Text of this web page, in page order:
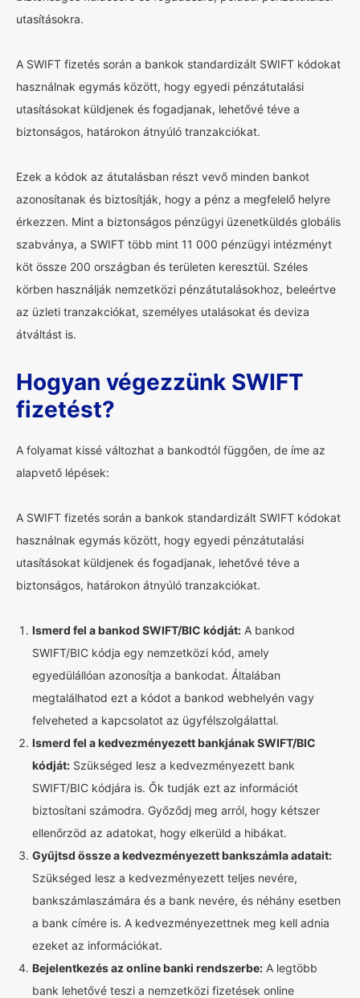
utasításokra.
A SWIFT fizetés során a bankok standardizált SWIFT kódokat
használnak egymás között, hogy egyedi pénzátutalási
utasításokat küldjenek és fogadjanak, lehetővé téve a
biztonságos, határokon átnyúló tranzakciókat.
Ezek a kódok az átutalásban részt vevő minden bankot
azonosítanak és biztosítják, hogy a pénz a megfelelő helyre
érkezzen. Mint a biztonságos pénzügyi üzenetküldés globális
szabványa, a SWIFT több mint 11 000 pénzügyi intézményt
köt össze 200 országban és területen keresztül. Széles
körben használják nemzetközi pénzátutalásokhoz, beleértve
az üzleti tranzakciókat, személyes utalásokat és deviza
átváltást is.
Hogyan végezzünk SWIFT
fizetést?
A folyamat kissé változhat a bankodtól függően, de íme az
alapvető lépések:
A SWIFT fizetés során a bankok standardizált SWIFT kódokat
használnak egymás között, hogy egyedi pénzátutalási
utasításokat küldjenek és fogadjanak, lehetővé téve a
biztonságos, határokon átnyúló tranzakciókat.
Ismerd fel a bankod SWIFT/BIC kódját: A bankod
SWIFT/BIC kódja egy nemzetközi kód, amely
egyedülállóan azonosítja a bankodat. Általában
megtalálhatod ezt a kódot a bankod webhelyén vagy
felveheted a kapcsolatot az ügyfélszolgálattal.
Ismerd fel a kedvezményezett bankjának SWIFT/BIC
kódját: Szükséged lesz a kedvezményezett bank
SWIFT/BIC kódjára is. Ők tudják ezt az információt
biztosítani számodra. Győződj meg arról, hogy kétszer
ellenőrzöd az adatokat, hogy elkerüld a hibákat.
Gyűjtsd össze a kedvezményezett bankszámla adatait:
Szükséged lesz a kedvezményezett teljes nevére,
bankszámlaszámára és a bank nevére, és néhány esetben
a bank címére is. A kedvezményezettnek meg kell adnia
ezeket az információkat.
Bejelentkezés az online banki rendszerbe: A legtöbb
bank lehetővé teszi a nemzetközi fizetések online